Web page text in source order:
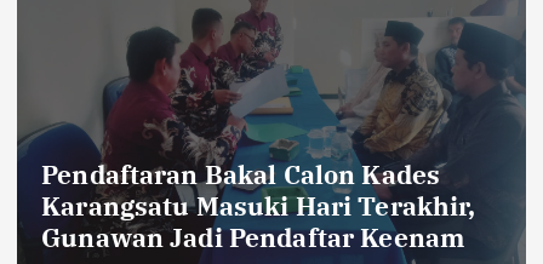
Dua Orang Pendaki Yang Hilang
Gunung Piramid, Ditemukan
Meninggal